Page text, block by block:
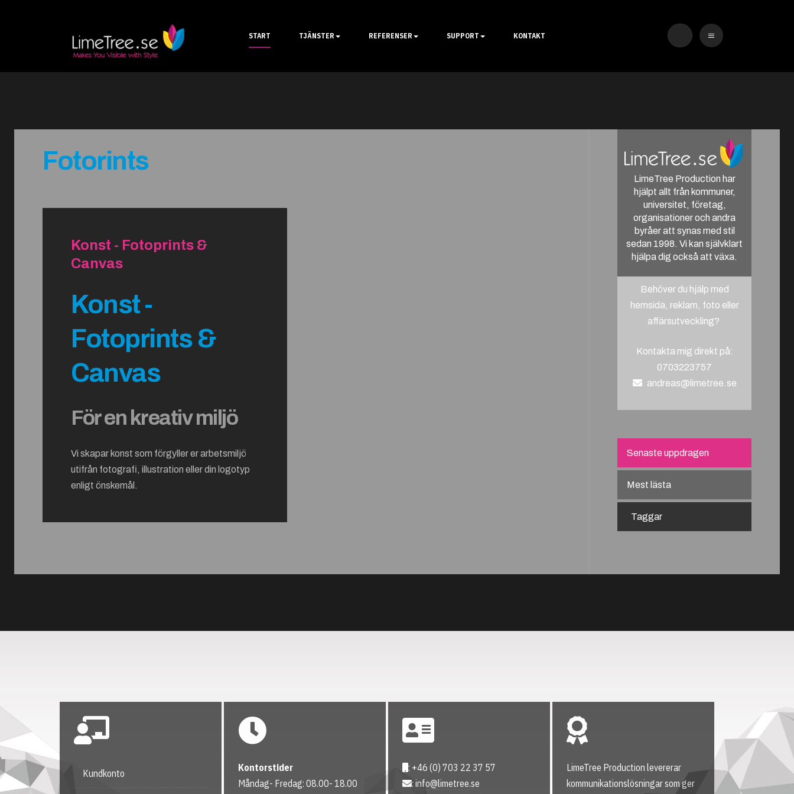
START TJÄNSTER REFERENSER SUPPORT KONTAKT
Fotorints
Konst - Fotoprints &
Canvas
Konst -
Fotoprints &
Canvas
För en kreativ miljö
Vi skapar konst som förgyller er arbetsmiljö
utifrån fotografi, illustration eller din logotyp
enligt önskemål.
LimeTree Production har
hjälpt allt från kommuner,
universitet, företag,
organisationer och andra
byråer att synas med stil
sedan 1998. Vi kan självklart
hjälpa dig också att växa.
Behöver du hjälp med
hemsida, reklam, foto eller
affärsutveckling?
Kontakta mig direkt på:
0703223757
andreas@limetree.se
Senaste uppdragen
Mest lästa
Taggar
Kundkonto
Kontorstider
Måndag- Fredag: 08.00- 18.00
: +46 (0) 703 22 37 57
:info@limetree.se
LimeTree Production levererar
kommunikationslösningar som ger